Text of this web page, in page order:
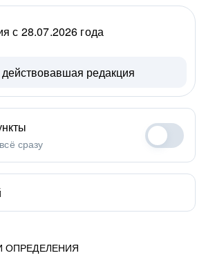
ОПРЕДЕЛЕНИЯ
с 28.07.2026 года
редакция
сразу